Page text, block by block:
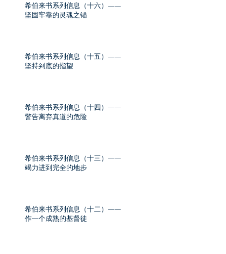
希伯来书系列信息（十六）——
坚固牢靠的灵魂之锚
希伯来书系列信息（十五）——
坚持到底的指望
希伯来书系列信息（十四）——
警告离弃真道的危险
希伯来书系列信息（十三）——
竭力进到完全的地步
希伯来书系列信息（十二）——
作一个成熟的基督徒